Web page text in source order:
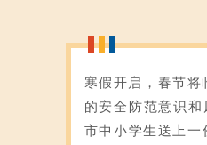
寒假开启，春节
的安全防范意识
市中小学生送上